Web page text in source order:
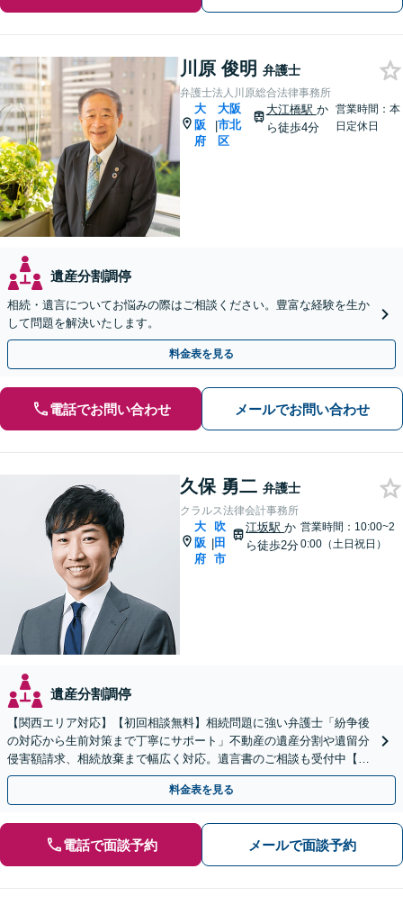
川原 俊明 弁護士
弁護士法人川原総合法律事務所
大
阪
府
|
大阪
市北
区
大江橋駅 か
ら徒歩4分
営業時間：本
日定休日
遺産分割調停
相続・遺言についてお悩みの際はご相談ください。豊富な経験を生か
して問題を解決いたします。
料金表を見る
電話でお問い合わせ メールでお問い合わせ
久保 勇二 弁護士
クラルス法律会計事務所
大
阪
府
|
吹
田
市
江坂駅か
ら徒歩2分
営業時間：10:00~2
0:00（土日祝日）
遺産分割調停
【関西エリア対応】【初回相談無料】相続問題に強い弁護士「紛争後
の対応から生前対策まで丁寧にサポート」不動産の遺産分割や遺留分
侵害額請求、相続放棄まで幅広く対応。遺言書のご相談も受付中【夜
間・休日面談可】【WEB面談】【完全個室】
料金表を見る
電話で面談予約 メールで面談予約